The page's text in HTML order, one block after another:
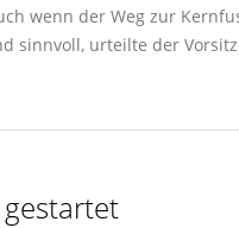
wenn der Weg zur
urteilte der
gestartet